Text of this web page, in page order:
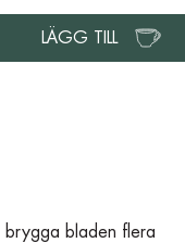
LÄGG TILL
brygga bladen flera